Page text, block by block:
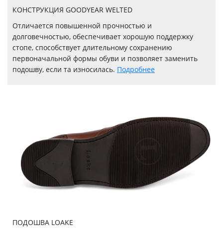
КОНСТРУКЦИЯ GOODYEAR WELTED
Отличается повышенной прочностью и
долговечностью, обеспечивает хорошую поддержку
стопе, способствует длительному сохранению
первоначальной формы обуви и позволяет заменить
подошву, если та износилась. Подробнее
ПОДОШВА LOAKE